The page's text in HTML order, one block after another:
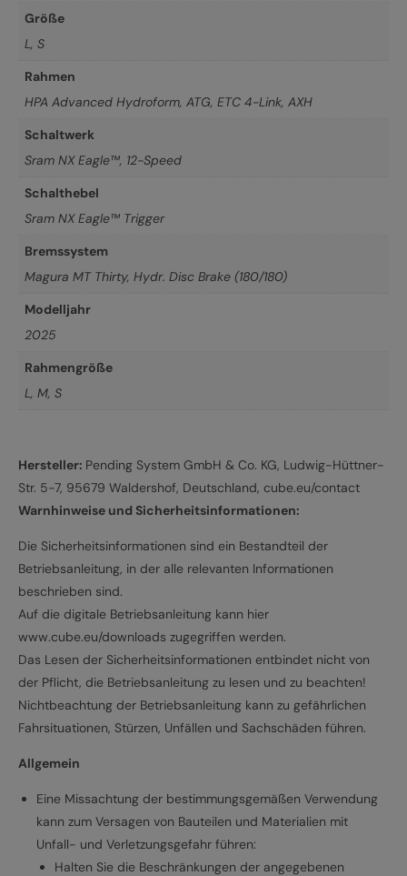
Größe
L, S
Rahmen
HPA Advanced Hydroform, ATG, ETC 4-Link, AXH
Schaltwerk
Sram NX Eagle™, 12-Speed
Schalthebel
Sram NX Eagle™ Trigger
Bremssystem
Magura MT Thirty, Hydr. Disc Brake (180/180)
Modelljahr
2025
Rahmengröße
L, M, S
Hersteller: Pending System GmbH & Co. KG, Ludwig-Hüttner-
Str. 5-7, 95679 Waldershof, Deutschland, cube.eu/contact
Warnhinweise und Sicherheitsinformationen:
Die Sicherheitsinformationen sind ein Bestandteil der
Betriebsanleitung, in der alle relevanten Informationen
beschrieben sind.
Auf die digitale Betriebsanleitung kann hier
www.cube.eu/downloads zugegriffen werden.
Das Lesen der Sicherheitsinformationen entbindet nicht von
der Pflicht, die Betriebsanleitung zu lesen und zu beachten!
Nichtbeachtung der Betriebsanleitung kann zu gefährlichen
Fahrsituationen, Stürzen, Unfällen und Sachschäden führen.
Allgemein
Eine Missachtung der bestimmungsgemäßen Verwendung
kann zum Versagen von Bauteilen und Materialien mit
Unfall- und Verletzungsgefahr führen:
Halten Sie die Beschränkungen der angegebenen